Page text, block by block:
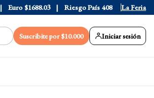
$1688.03 Riesgo País 408 La Feria
Suscribite por $10.000 Iniciar sesión